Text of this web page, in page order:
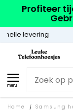
Profiteer
menu
Home / Samsung